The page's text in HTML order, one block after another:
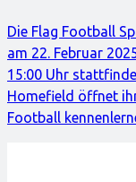
Die Flag Football
am 22. Februar
15:00 Uhr
Homefield öffnet
Football